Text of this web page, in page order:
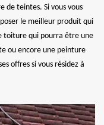
de teintes. Si vous vous
le meilleur produit qui
toiture qui pourra être une
ou encore une peinture
offres si vous résidez à